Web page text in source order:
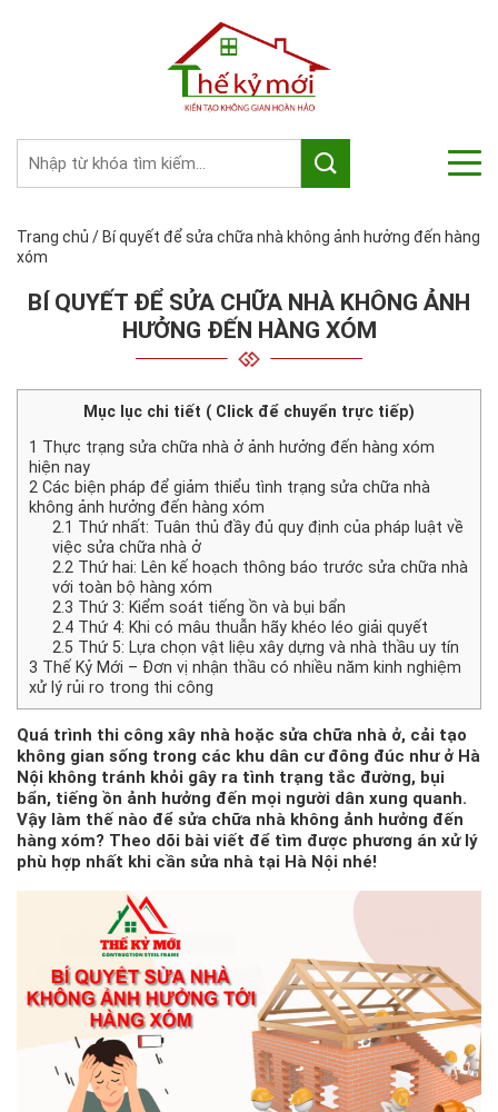
Trang chủ / Bí quyết để sửa chữa nhà không ảnh hưởng đến hàng
xóm
BÍ QUYẾT ĐỂ SỬA CHỮA NHÀ KHÔNG ẢNH
HƯỞNG ĐẾN HÀNG XÓM
Mục lục chi tiết ( Click để chuyển trực tiếp)
1 Thực trạng sửa chữa nhà ở ảnh hưởng đến hàng xóm
hiện nay
2 Các biện pháp để giảm thiểu tình trạng sửa chữa nhà
không ảnh hưởng đến hàng xóm
2.1 Thứ nhất: Tuân thủ đầy đủ quy định của pháp luật về
việc sửa chữa nhà ở
2.2 Thứ hai: Lên kế hoạch thông báo trước sửa chữa nhà
với toàn bộ hàng xóm
2.3 Thứ 3: Kiểm soát tiếng ồn và bụi bẩn
2.4 Thứ 4: Khi có mâu thuẫn hãy khéo léo giải quyết
2.5 Thứ 5: Lựa chọn vật liệu xây dựng và nhà thầu uy tín
3 Thế Kỷ Mới – Đơn vị nhận thầu có nhiều năm kinh nghiệm
xử lý rủi ro trong thi công
Quá trình thi công xây nhà hoặc sửa chữa nhà ở, cải tạo
không gian sống trong các khu dân cư đông đúc như ở Hà
Nội không tránh khỏi gây ra tình trạng tắc đường, bụi
bẩn, tiếng ồn ảnh hưởng đến mọi người dân xung quanh.
Vậy làm thế nào để sửa chữa nhà không ảnh hưởng đến
hàng xóm? Theo dõi bài viết để tìm được phương án xử lý
phù hợp nhất khi cần sửa nhà tại Hà Nội nhé!